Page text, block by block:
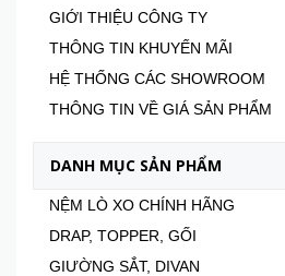
GIỚI THIỆU CÔNG TY
THÔNG TIN KHUYẾN MÃI
HỆ THỐNG CÁC SHOWROOM
THÔNG TIN VỀ GIÁ SẢN PHẨM
DANH MỤC SẢN PHẨM
NỆM LÒ XO CHÍNH HÃNG
DRAP, TOPPER, GỐI
GIƯỜNG SẮT, DIVAN